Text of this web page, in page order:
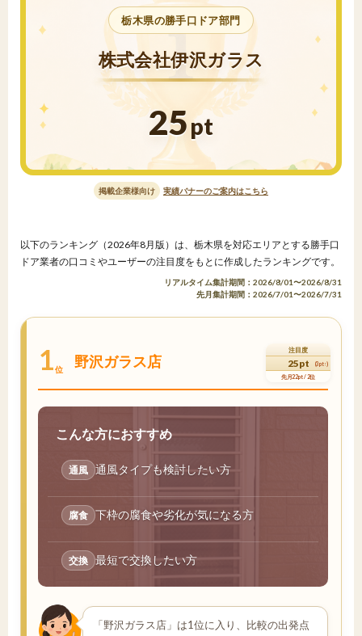
栃木県の勝手口ドア部門
株式会社伊沢ガラス
25pt
掲載企業様向け 実績バナーのご案内はこちら
以下のランキング（2026年8月版）は、栃木県を対応エリアとする勝手口
ドア業者の口コミやユーザーの注目度をもとに作成したランキングです。
リアルタイム集計期間：2026/8/01〜2026/8/31
先月集計期間：2026/7/01〜2026/7/31
1位 野沢ガラス店
注目度
25pt (3pt↑)
先月22pt / 2位
こんな方におすすめ
通風 通風タイプも検討したい方
腐食 下枠の腐食や劣化が気になる方
交換 最短で交換したい方
「野沢ガラス店」は1位に入り、比較の出発点